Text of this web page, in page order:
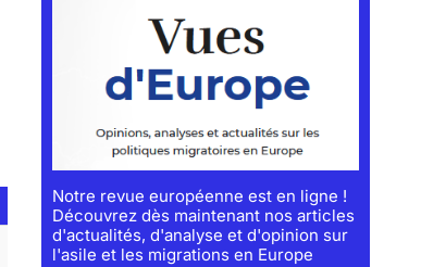
Notre revue européenne est en ligne !
Découvrez dès maintenant nos articles
d'actualités, d'analyse et d'opinion sur
l'asile et les migrations en Europe